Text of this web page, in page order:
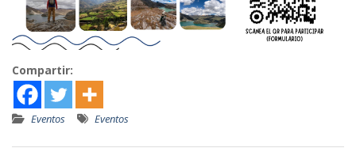
Compartir:
Eventos Eventos